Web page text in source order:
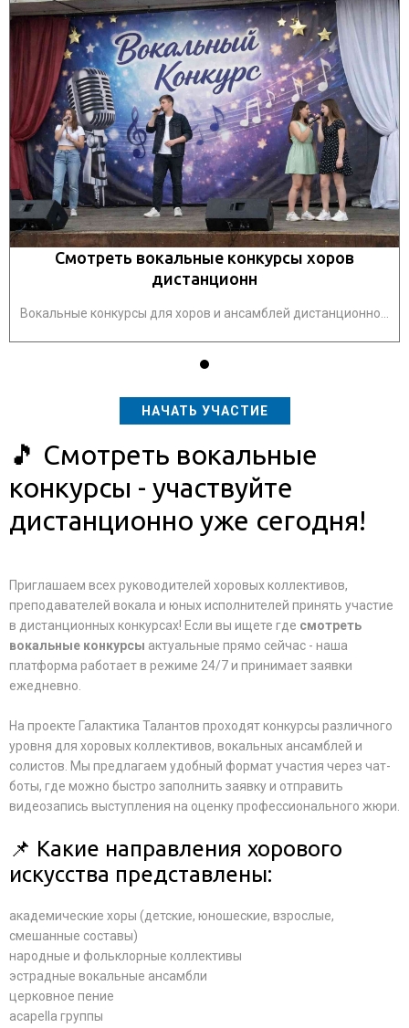
Смотреть вокальные конкурсы хоров
дистанционн
Вокальные конкурсы для хоров и ансамблей дистанционно...
НАЧАТЬ УЧАСТИЕ
🎵 Смотреть вокальные
конкурсы - участвуйте
дистанционно уже сегодня!
Приглашаем всех руководителей хоровых коллективов,
преподавателей вокала и юных исполнителей принять участие
в дистанционных конкурсах! Если вы ищете где смотреть
вокальные конкурсы актуальные прямо сейчас - наша
платформа работает в режиме 24/7 и принимает заявки
ежедневно.
На проекте Галактика Талантов проходят конкурсы различного
уровня для хоровых коллективов, вокальных ансамблей и
солистов. Мы предлагаем удобный формат участия через чат-
боты, где можно быстро заполнить заявку и отправить
видеозапись выступления на оценку профессионального жюри.
📌 Какие направления хорового
искусства представлены:
академические хоры (детские, юношеские, взрослые,
смешанные составы)
народные и фольклорные коллективы
эстрадные вокальные ансамбли
церковное пение
acapella группы